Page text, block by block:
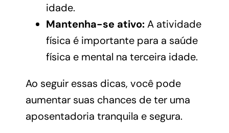
idade.
Mantenha-se ativo:A atividade
física é importante para a saúde
física e mental na terceira idade.
Ao seguir essas dicas, você pode
aumentar suas chances de ter uma
aposentadoria tranquila e segura.